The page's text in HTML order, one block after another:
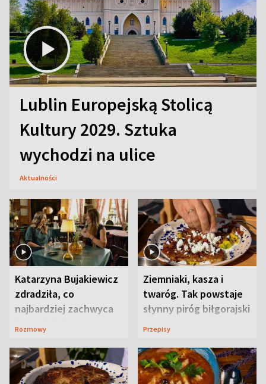
Lublin Europejską Stolicą
Kultury 2029. Sztuka
wychodzi na ulice
Aktualności
Katarzyna Bujakiewicz
zdradziła, co
najbardziej zachwyca
ją w Lublinie
Rozmowy
Ziemniaki, kasza i
twaróg. Tak powstaje
słynny piróg biłgorajski
Przepisy